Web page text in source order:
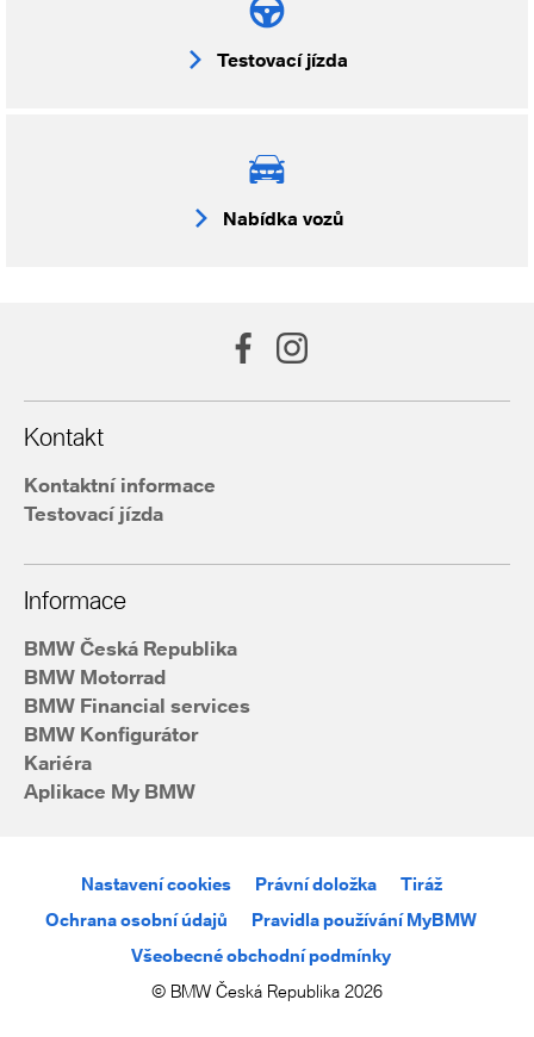
Testovací jízda
Nabídka vozů
Kontakt
Kontaktní informace
Testovací jízda
Informace
BMW Česká Republika
BMW Motorrad
BMW Financial services
BMW Konfigurátor
Kariéra
Aplikace My BMW
© BMW Česká Republika 2026
Nastavení cookies Právní doložka
Tiráž
Ochrana osobní údajů
Pravidla používání MyBMW
Všeobecné obchodní podmínky